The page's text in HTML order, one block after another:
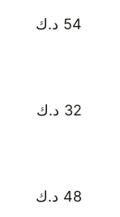
54 د.ك
32 د.ك
48 د.ك